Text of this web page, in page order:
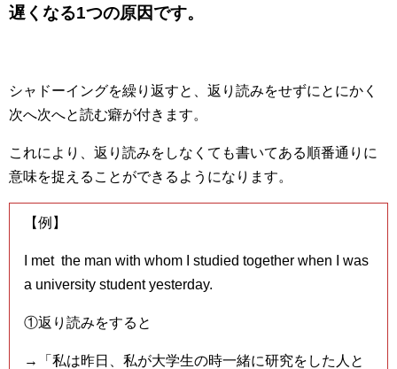
遅くなる1つの原因です。
シャドーイングを繰り返すと、返り読みをせずにとにかく
次へ次へと読む癖が付きます。
これにより、返り読みをしなくても書いてある順番通りに
意味を捉えることができるようになります。
【例】
I met the man with whom I studied together when I was
a university student yesterday.
①返り読みをすると
→「私は昨日、私が大学生の時一緒に研究をした人と